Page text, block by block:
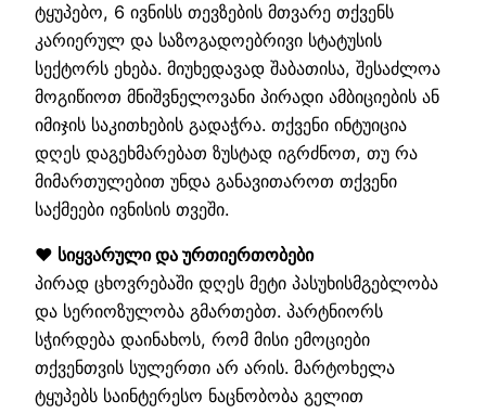
ტყუპებო, 6 ივნისს თევზების მთვარე თქვენს
კარიერულ და საზოგადოებრივი სტატუსის
სექტორს ეხება. მიუხედავად შაბათისა, შესაძლოა
მოგიწიოთ მნიშვნელოვანი პირადი ამბიციების ან
იმიჯის საკითხების გადაჭრა. თქვენი ინტუიცია
დღეს დაგეხმარებათ ზუსტად იგრძნოთ, თუ რა
მიმართულებით უნდა განავითაროთ თქვენი
საქმეები ივნისის თვეში.
❤️ სიყვარული და ურთიერთობები
პირად ცხოვრებაში დღეს მეტი პასუხისმგებლობა
და სერიოზულობა გმართებთ. პარტნიორს
სჭირდება დაინახოს, რომ მისი ემოციები
თქვენთვის სულერთი არ არის. მარტოხელა
ტყუპებს საინტერესო ნაცნობობა გელით